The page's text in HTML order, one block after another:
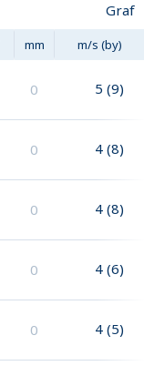
Graf
mm m/s (by)
0 5 (9)
0 4 (8)
0 4 (8)
0 4 (6)
0 4 (5)